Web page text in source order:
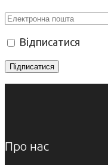
Відписатися
Про нас